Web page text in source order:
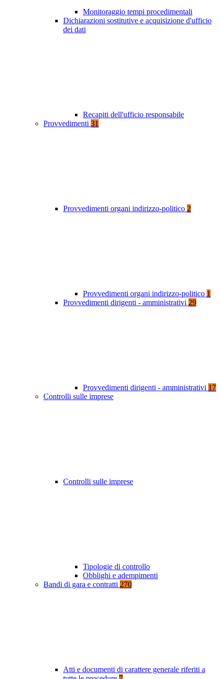
Monitoraggio tempi procedimentali
Dichiarazioni sostitutive e acquisizione d'ufficio
dei dati
Recapiti dell'ufficio responsabile
Provvedimenti 31
Provvedimenti organi indirizzo-politico 2
Provvedimenti organi indirizzo-politico 1
Provvedimenti dirigenti - amministrativi 29
Provvedimenti dirigenti - amministrativi 17
Controlli sulle imprese
Controlli sulle imprese
Tipologie di controllo
Obblighi e adempimenti
Bandi di gara e contratti 270
Atti e documenti di carattere generale riferiti a